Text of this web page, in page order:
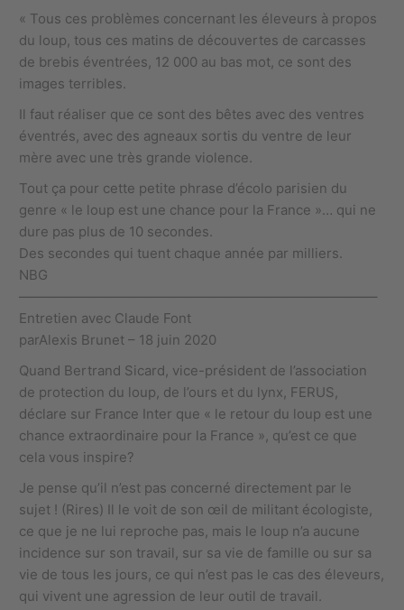
« Tous ces problèmes concernant les éleveurs à propos
du loup, tous ces matins de découvertes de carcasses
de brebis éventrées, 12 000 au bas mot, ce sont des
images terribles.
Il faut réaliser que ce sont des bêtes avec des ventres
éventrés, avec des agneaux sortis du ventre de leur
mère avec une très grande violence.
Tout ça pour cette petite phrase d’écolo parisien du
genre « le loup est une chance pour la France »… qui ne
dure pas plus de 10 secondes.
Des secondes qui tuent chaque année par milliers.
NBG
——————————————————————————–
Entretien avec Claude Font
parAlexis Brunet – 18 juin 2020
Quand Bertrand Sicard, vice-président de l’association
de protection du loup, de l’ours et du lynx, FERUS,
déclare sur France Inter que « le retour du loup est une
chance extraordinaire pour la France », qu’est ce que
cela vous inspire?
Je pense qu’il n’est pas concerné directement par le
sujet ! (Rires) Il le voit de son œil de militant écologiste,
ce que je ne lui reproche pas, mais le loup n’a aucune
incidence sur son travail, sur sa vie de famille ou sur sa
vie de tous les jours, ce qui n’est pas le cas des éleveurs,
qui vivent une agression de leur outil de travail.